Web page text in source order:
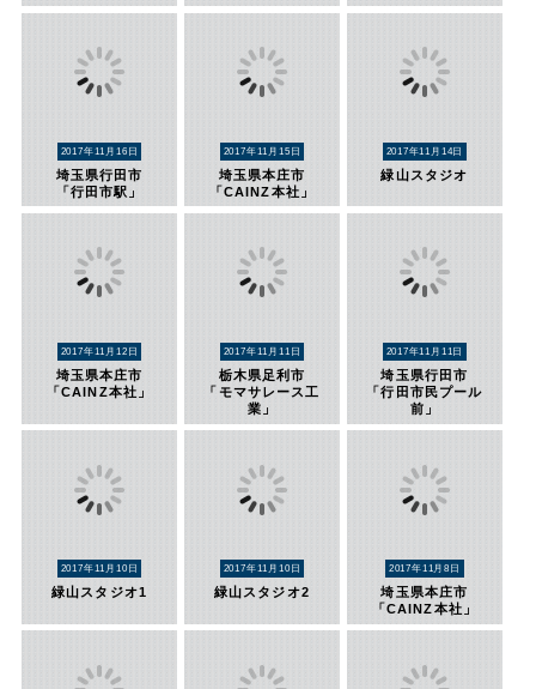
2017年11月16日
埼玉県行田市
「行田市駅」
2017年11月15日
埼玉県本庄市
「CAINZ本社」
2017年11月14日
緑山スタジオ
2017年11月12日
埼玉県本庄市
「CAINZ本社」
2017年11月11日
栃木県足利市
「モマサレース工
業」
2017年11月11日
埼玉県行田市
「行田市民プール
前」
2017年11月10日
緑山スタジオ1
2017年11月10日
緑山スタジオ2
2017年11月8日
埼玉県本庄市
「CAINZ本社」